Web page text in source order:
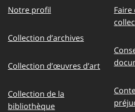
Notre profil
Collection d’archives
Collection d’œuvres d’art
Collection de la
bibliothèque
Faire